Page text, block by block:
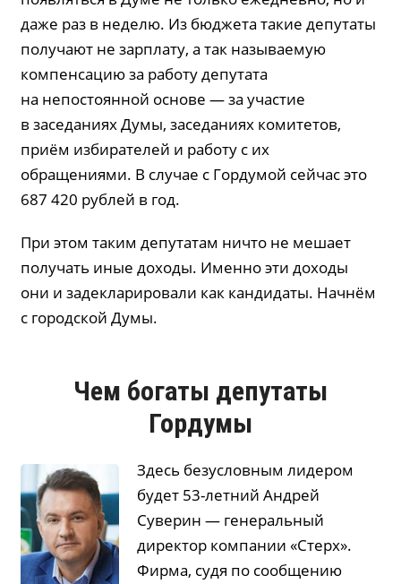
даже раз в неделю. Из бюджета такие депутаты
получают не зарплату, а так называемую
компенсацию за работу депутата
на непостоянной основе — за участие
в заседаниях Думы, заседаниях комитетов,
приём избирателей и работу с их
обращениями. В случае с Гордумой сейчас это
687 420 рублей в год.
При этом таким депутатам ничто не мешает
получать иные доходы. Именно эти доходы
они и задекларировали как кандидаты. Начнём
с городской Думы.
Чем богаты депутаты
Гордумы
Здесь безусловным лидером
будет 53-летний Андрей
Суверин — генеральный
директор компании «Стерх».
Фирма, судя по сообщению